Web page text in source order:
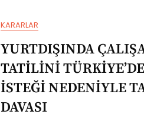
DAVASI
KARARLAR
YURTDIŞINDA
TATİLİNİ
İSTEĞİ NEDENİYLE
DAVASI